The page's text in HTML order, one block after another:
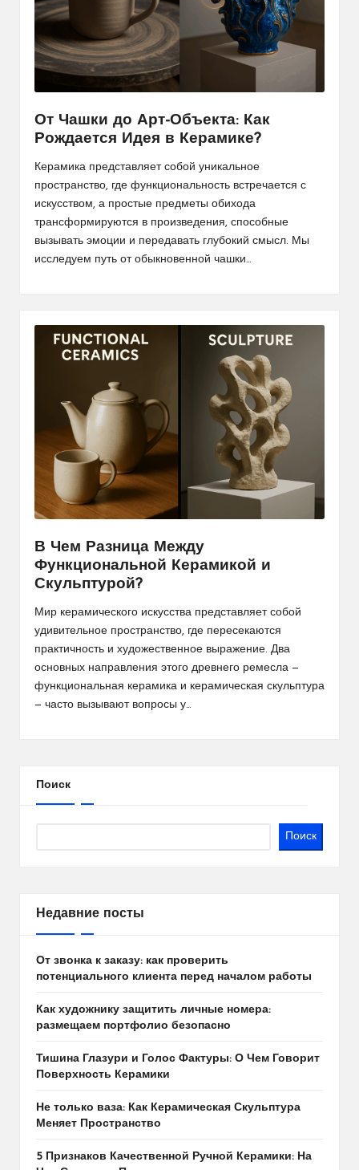
От Чашки до Арт-Объекта: Как
Рождается Идея в Керамике?
Керамика представляет собой уникальное
пространство, где функциональность встречается с
искусством, а простые предметы обихода
трансформируются в произведения, способные
вызывать эмоции и передавать глубокий смысл. Мы
исследуем путь от обыкновенной чашки…
В Чем Разница Между
Функциональной Керамикой и
Скульптурой?
Мир керамического искусства представляет собой
удивительное пространство, где пересекаются
практичность и художественное выражение. Два
основных направления этого древнего ремесла —
функциональная керамика и керамическая скульптура
— часто вызывают вопросы у…
Поиск
Поиск
Недавние посты
От звонка к заказу: как проверить
потенциального клиента перед началом работы
Как художнику защитить личные номера:
размещаем портфолио безопасно
Тишина Глазури и Голос Фактуры: О Чем Говорит
Поверхность Керамики
Не только ваза: Как Керамическая Скульптура
Меняет Пространство
5 Признаков Качественной Ручной Керамики: На